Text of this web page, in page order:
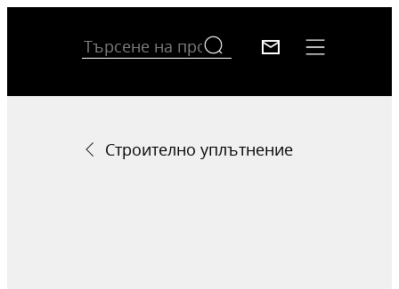
Строително уплътнение